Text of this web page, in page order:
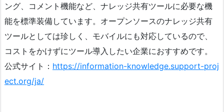
ング、コメント機能など、ナレッジ共有ツールに必要な機
能を標準装備しています。オープンソースのナレッジ共有
ツールとしては珍しく、モバイルにも対応しているので、
コストをかけずにツール導入したい企業におすすめです。
公式サイト： https://information-knowledge.support-proj
ect.org/ja/